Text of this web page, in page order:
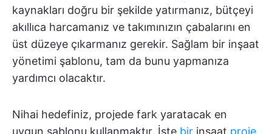
kaynakları doğru bir şekilde yatırmanız, bütçeyi
akıllıca harcamanız ve takımınızın çabalarını en
üst düzeye çıkarmanız gerekir. Sağlam bir inşaat
yönetimi şablonu, tam da bunu yapmanıza
yardımcı olacaktır.
Nihai hedefiniz, projede fark yaratacak en
uygun şablonu kullanmaktır. İşte bir inşaat proje